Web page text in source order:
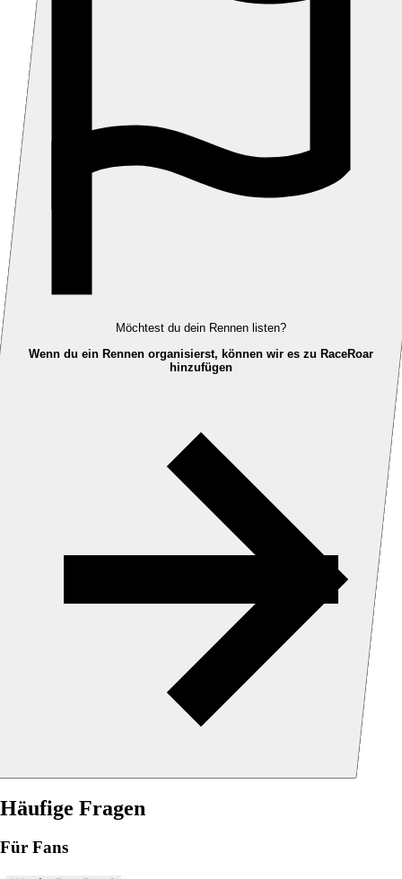
Möchtest du dein Rennen listen?
Wenn du ein Rennen organisierst, können wir es zu RaceRoar
hinzufügen
Häufige Fragen
Für Fans